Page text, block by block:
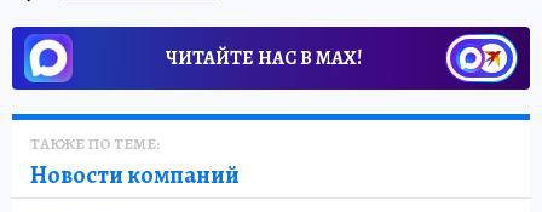
ЧИТАЙТЕ НАС В МАХ!
ТАКЖЕ ПО ТЕМЕ:
Новости компаний